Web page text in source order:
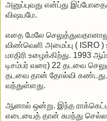
அனுப்புவது என்ப்து
விஷயமே.
எதை மேலே
விண்வெளி அமைப்பு ( ISRO )
மாதிரி உழைக்கிற்து. 1993
டிசம்பர் வரை) 22 தடவை
தடவை தான் தோல்வி கண்டது.
வந்துள்ளது.
ஆனால் ஒன்று. இந்த
எடையைத் தான் சுமந்து செல்ல